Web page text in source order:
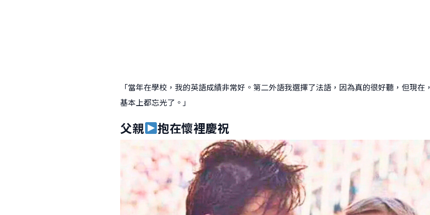
「當年在學校，我的英語成績非常好。第二外語我選擇了法語，因為真的很好聽，但現在，
基本上都忘光了。」
父親 抱在懷裡慶祝